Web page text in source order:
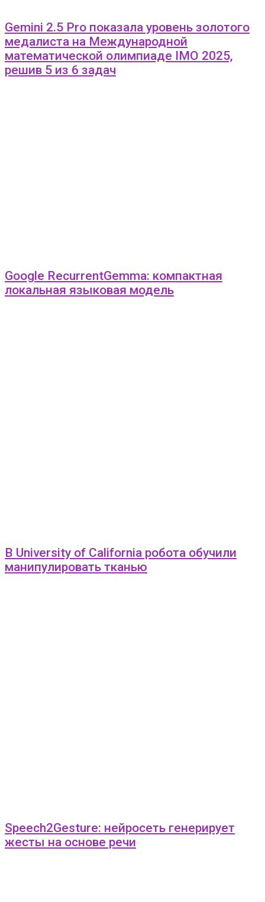
Gemini 2.5 Pro показала уровень золотого
медалиста на Международной
математической олимпиаде IMO 2025,
решив 5 из 6 задач
Google RecurrentGemma: компактная
локальная языковая модель
В University of California робота обучили
манипулировать тканью
Speech2Gesture: нейросеть генерирует
жесты на основе речи